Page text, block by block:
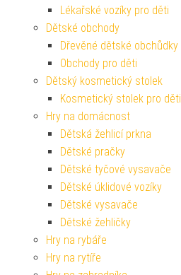
Lékařské vozíky pro děti
Dětské obchody
Dřevěné dětské obchůdky
Obchody pro děti
Dětský kosmetický stolek
Kosmetický stolek pro děti
Hry na domácnost
Dětská žehlicí prkna
Dětské pračky
Dětské tyčové vysavače
Dětské úklidové vozíky
Dětské vysavače
Dětské žehličky
Hry na rybáře
Hry na rytíře